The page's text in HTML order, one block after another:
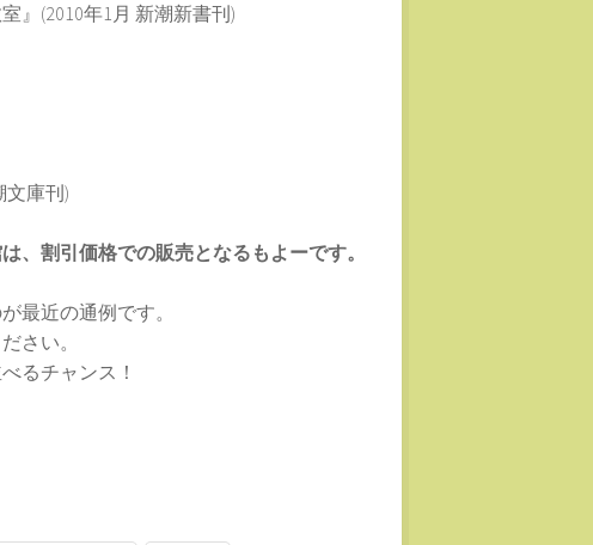
』(2010年1月 新潮新書刊)
庫刊)
、割引価格での販売となるもよーです。
最近の通例です。
さい。
るチャンス！